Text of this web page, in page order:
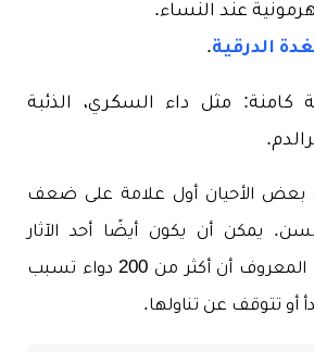
عند النساء.
الدرقية.
كامنة: مثل داء السكري، الذئبة
بعض الأحيان أول علامة على ضعف
يمكن أن يكون أيضًا أحد الآثار
الجانبية للأدوية. من المعروف أن أكثر من 200 دواء تسبب
أو تتوقف عن تناولها.